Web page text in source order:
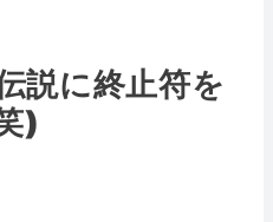
説に終止符を
)